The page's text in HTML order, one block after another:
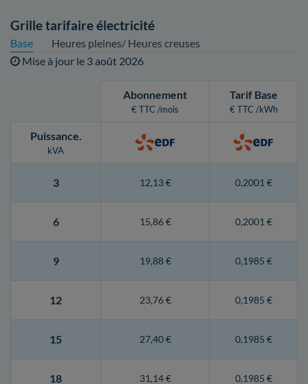
Grille tarifaire électricité
Base
Heures pleines/ Heures creuses
Mise à jour le 3 août 2026
Abonnement
€ TTC /mois
Tarif Base
€ TTC /kWh
Puissance.
kVA
3 12,13 € 0,2001 €
6 15,86 € 0,2001 €
9 19,88 € 0,1985 €
12 23,76 € 0,1985 €
15 27,40 € 0,1985 €
18 31,14 € 0,1985 €